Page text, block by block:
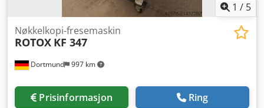
1 / 5
Dortmund 997 km
Nøkkelkopi-fresemaskin
ROTOX KF 347
Prisinformasjon Ring